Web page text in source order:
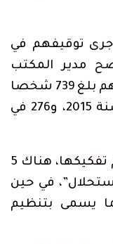
توقيفهم في
مدير المكتب
المركزي للأبحاث القضائية أن عددهم بلغ 739 شخصا
منذ عام 2015، (275 شخصا في سنة 2015، و276 في
وسجل أنه من بين 49 خلية التي تم تفكيكها، هناك 5
في حين
بما يسمى بتنظيم